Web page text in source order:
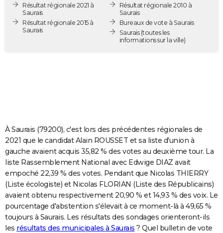
Destinations
City break
Voyage nature
Voyage de noces
Forum
PHOTO
GUIDES D'ACHAT
COPAINS D'AVANT
S'inscrire
Se connecter
Lycées
Collèges
Primaires
Universités
Entreprises
Service militaire
Avis de recherche
AVIS DE DÉCÈS
FORUM
Bricolage
Lifestyle
Culture
Sport
Auto
Television
Voyage
Cinema
Résultat régionale 2021 à
Saurais
Résultat régionale 2015 à
Saurais
Résultat régionale 2010 à
Saurais
Bureaux de vote à Saurais
Saurais(toutes les
informations sur la ville)
À Saurais (79200), c'est lors des précédentes régionales de
2021 que le candidat Alain ROUSSET et sa liste d'union à
gauche avaient acquis 35,82 % des votes au deuxième tour. La
liste Rassemblement National avec Edwige DIAZ avait
empoché 22,39 % des votes. Pendant que Nicolas THIERRY
(Liste écologiste) et Nicolas FLORIAN (Liste des Républicains)
avaient obtenu respectivement 20,90 % et 14,93 % des voix. Le
pourcentage d'abstention s'élevait à ce moment-là à 49,65 %
toujours à Saurais. Les résultats des sondages orienteront-ils
les résultats des municipales à Saurais ? Quel bulletin de vote